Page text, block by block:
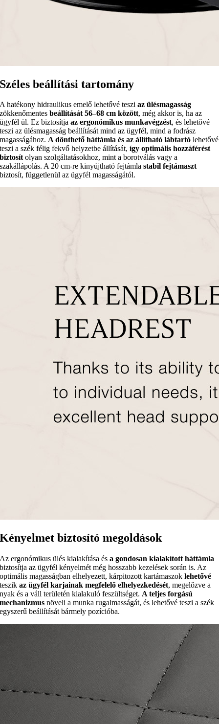
Széles beállítási tartomány
A hatékony hidraulikus emelő lehetővé tesziaz ülésmagasság
zökkenőmentesbeállítását 56–68 cm között, még akkor is, ha az
ügyfél ül. Ez biztosítjaaz ergonómikus munkavégzést, és lehetővé
teszi az ülésmagasság beállítását mind az ügyfél, mind a fodrász
magasságához.A dönthető háttámla és az állítható lábtartó lehetővé
teszi a szék félig fekvő helyzetbe állítását,így optimális hozzáférést
biztosítolyan szolgáltatásokhoz, mint a borotválás vagy a
szakállápolás. A 20 cm-re kinyújtható fejtámlastabil fejtámaszt
biztosít, függetlenül az ügyfél magasságától.
Kényelmet biztosító megoldások
Az ergonómikus ülés kialakítása ésa gondosan kialakított háttámla
biztosítja az ügyfél kényelmét még hosszabb kezelések során is. Az
optimális magasságban elhelyezett, kárpitozott kartámaszoklehetővé
teszikaz ügyfél karjainak megfelelő elhelyezkedését, megelőzve a
nyak és a váll területén kialakuló feszültséget. A teljes forgású
mechanizmus növeli a munka rugalmasságát, és lehetővé teszi a szék
egyszerű beállítását bármely pozícióba.